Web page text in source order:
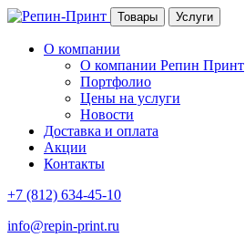
Товары Услуги
О компании
О компании Репин Принт
Портфолио
Цены на услуги
Новости
Доставка и оплата
Акции
Контакты
+7 (812) 634-45-10
info@repin-print.ru